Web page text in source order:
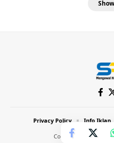
Copyright © 2024
Privacy Policy Info Iklan